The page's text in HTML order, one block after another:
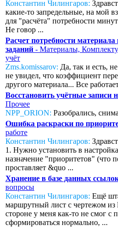
Константин Чилингаров:
какие-то запредельные, на мой
для "расчёта" потребности
Не говор ...
Расчет потребности
заданий - Материалы,
учёт
Zms.komissarov: Да, так и есть,
не увидел, что коэффициент
другого материала... Все
Восстановить учётные записи
Прочее
NPP_ORION: Разобрались,
Ошибка раскраски по
работе
Константин Чилингаров:
1. Нужно установить в
назначение "приоритетов" (что
проставляет &quo ...
Хранение в базе данных
вопросы
Константин Чилингаров: Ещё
маршрутный лист с чертежом из
стороне у меня как-то не смог с
сформироваться нормально, ...